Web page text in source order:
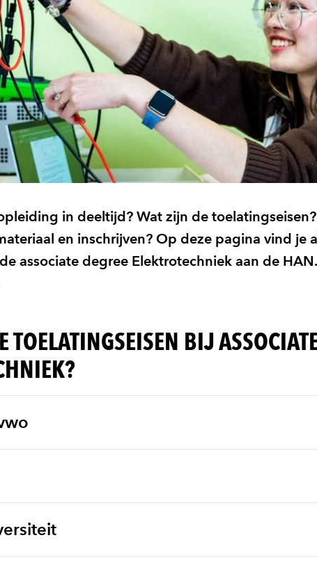
in deeltijd? Wat zijn de
en inschrijven? Op deze pagina vind je
associate degree Elektrotechniek aan de
TOELATINGSEISEN BIJ